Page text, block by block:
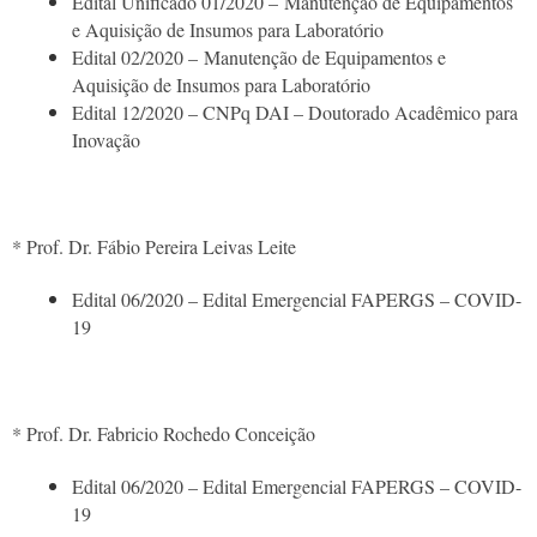
e Aquisição de Insumos para Laboratório
Edital 02/2020 – Manutenção de Equipamentos e
Aquisição de Insumos para Laboratório
Edital 12/2020 – CNPq DAI – Doutorado Acadêmico para
Inovação
* Prof. Dr. Fábio Pereira Leivas Leite
Edital 06/2020 – Edital Emergencial FAPERGS – COVID-
19
* Prof. Dr. Fabricio Rochedo Conceição
Edital 06/2020 – Edital Emergencial FAPERGS – COVID-
19